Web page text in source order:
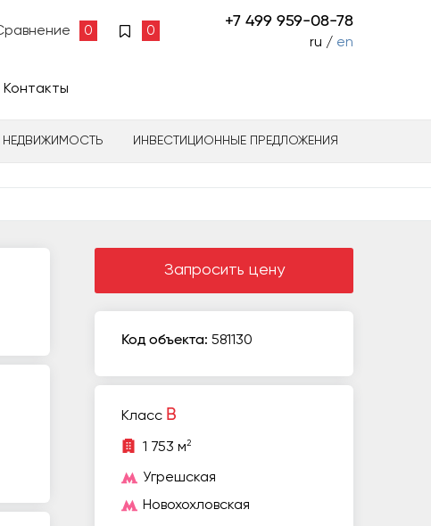
0 0
+7 499 959-08-78
ru / en
Контакты
НЕДВИЖИМОСТЬ ИНВЕСТИЦИОННЫЕ ПРЕДЛОЖЕНИЯ
Запросить цену
Код объекта: 581130
Класс B
1 753 м2
Угрешская
Новохохловская